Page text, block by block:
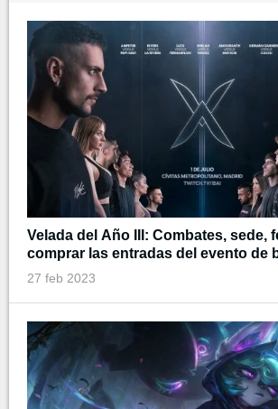
Velada del Año III: Combates, sede,
comprar las entradas del evento de
27 feb 2023